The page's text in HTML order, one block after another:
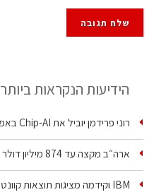
הידיעות הנקראות ביותר
רוני פרידמן יוביל את Chip‑AI באפל; טל ענבר ינהל את…
ארה״ב מקצה עד 874 מיליון דולר לשבע טכנולוגיות שבבים…
IBM וקידמה מציגות תוצאות קוונטיות מעבר ליכולת…